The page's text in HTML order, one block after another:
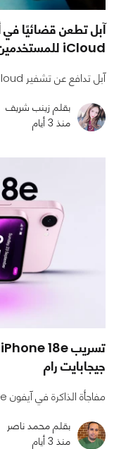
آبل تطعن قضائيًا
iCloud للمستخدمين
آبل تدافع عن تشفير iCloud 🔒
بقلم زينب شريف
منذ 3 أيام
جيجابايت رام
مفاجأة الذاكرة في آيفون 18e 📱
بقلم محمد ناصر
منذ 3 أيام